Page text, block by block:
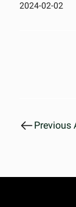
2024-02-02
Previous